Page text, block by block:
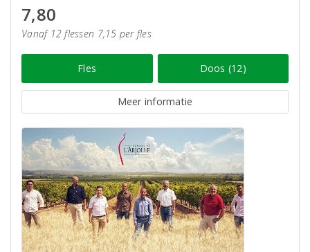
7,80
Vanaf 12 flessen 7,15 per fles
Fles Doos (12)
Meer informatie